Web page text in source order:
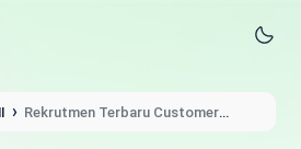
› Rekrutmen Terbaru Customer